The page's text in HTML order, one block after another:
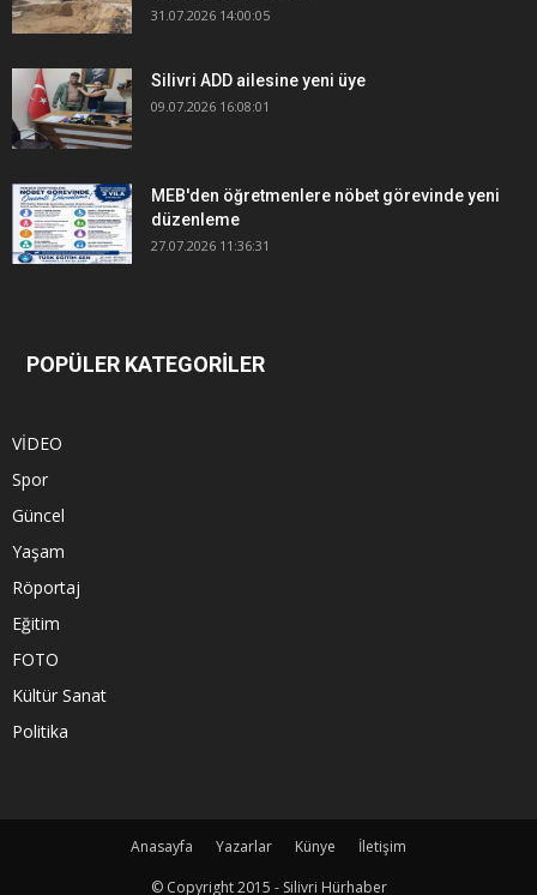
31.07.2026 14:00:05
Silivri ADD ailesine yeni üye
09.07.2026 16:08:01
MEB'den öğretmenlere nöbet görevinde yeni
düzenleme
27.07.2026 11:36:31
POPÜLER KATEGORİLER
VİDEO
Spor
Güncel
Yaşam
Röportaj
Eğitim
FOTO
Kültür Sanat
Politika
Anasayfa Yazarlar Künye
İletişim
© Copyright 2015 - Silivri Hürhaber